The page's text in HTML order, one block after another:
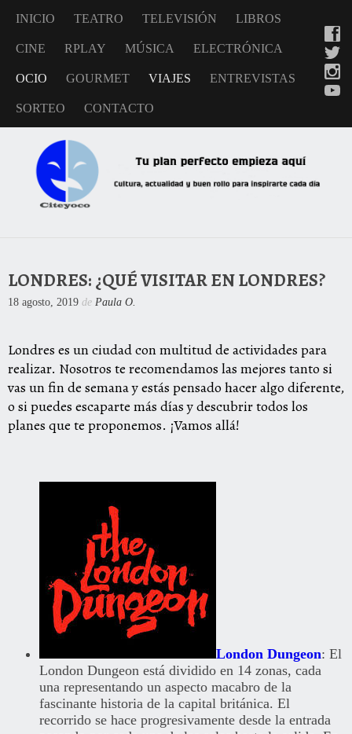
INICIO TEATRO TELEVISIÓN LIBROS
CINE RPLAY MÚSICA ELECTRÓNICA
OCIO GOURMET VIAJES ENTREVISTAS
SORTEO CONTACTO
LONDRES: ¿QUÉ VISITAR EN LONDRES?
18 agosto, 2019 de Paula O.
Londres es un ciudad con multitud de actividades para
realizar. Nosotros te recomendamos las mejores tanto si
vas un fin de semana y estás pensado hacer algo diferente,
o si puedes escaparte más días y descubrir todos los
planes que te proponemos. ¡Vamos allá!
London Dungeon: El
London Dungeon está dividido en 14 zonas, cada
una representando un aspecto macabro de la
fascinante historia de la capital británica. El
recorrido se hace progresivamente desde la entrada